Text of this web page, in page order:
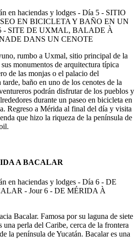
rumbo a Uxmal, sitio principal de la
monumentos de arquitectura típica
de las monjas o el palacio del
baño en uno de los cenotes de la
podrán disfrutar de los pueblos y
durante un paseo en bicicleta en
Regreso a Mérida al final del día y visita
que hizo la riqueza de la península de
A BACALAR
Bacalar. Famosa por su laguna de siete
una perla del Caribe, cerca de la frontera
la península de Yucatán. Bacalar es una